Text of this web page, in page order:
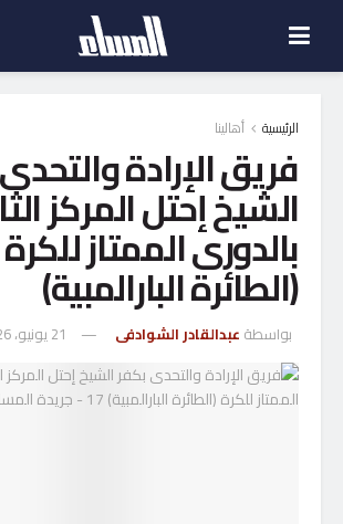
الرئيسية أهالينا
فريق الإرادة
الشيخ إحتل المركز
بالدورى الممتاز للكرة
(الطائرة البارالمبية)
بواسطة عبدالقادر الشوادفى 21 يونيو، 2026